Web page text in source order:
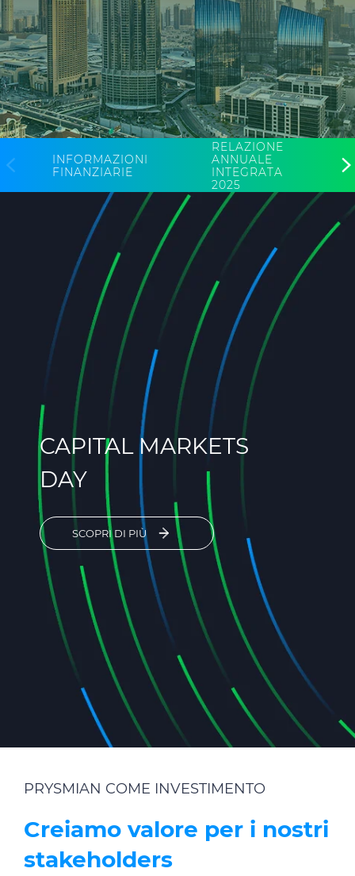
Investitori
Etica e Integrità
Innovazione
Sostenibilità
Media
CABLE APP
INFORMAZIONI
FINANZIARIE
RELAZIONE
ANNUALE
INTEGRATA
2025
CAPITAL MARKETS
DAY
SCOPRI DI PIÙ
PRYSMIAN COME INVESTIMENTO
Creiamo valore per i nostri
stakeholders